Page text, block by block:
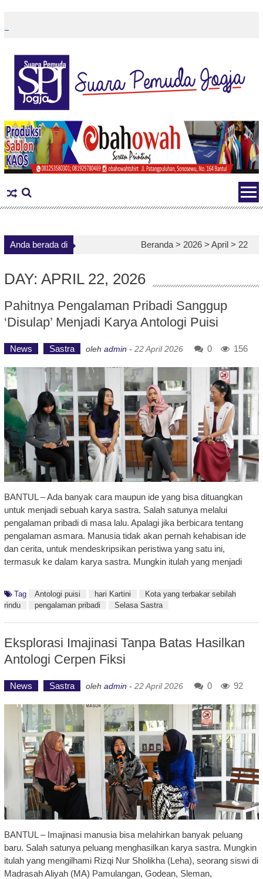
content
Anda berada di Beranda > 2026 >April > 22
DAY: APRIL 22, 2026
Pahitnya Pengalaman Pribadi Sanggup
‘Disulap’ Menjadi Karya Antologi Puisi
News Sastra oleh admin - 22 April 2026 0 156
BANTUL – Ada banyak cara maupun ide yang bisa dituangkan
untuk menjadi sebuah karya sastra. Salah satunya melalui
pengalaman pribadi di masa lalu. Apalagi jika berbicara tentang
pengalaman asmara. Manusia tidak akan pernah kehabisan ide
dan cerita, untuk mendeskripsikan peristiwa yang satu ini,
termasuk ke dalam karya sastra. Mungkin itulah yang menjadi
Tag Antologi puisi hari Kartini
Kota yang terbakar sebilah
rindu
pengalaman pribadi Selasa Sastra
Eksplorasi Imajinasi Tanpa Batas Hasilkan
Antologi Cerpen Fiksi
News Sastra oleh admin - 22 April 2026 0 92
BANTUL – Imajinasi manusia bisa melahirkan banyak peluang
baru. Salah satunya peluang menghasilkan karya sastra. Mungkin
itulah yang mengilhami Rizqi Nur Sholikha (Leha), seorang siswi di
Madrasah Aliyah (MA) Pamulangan, Godean, Sleman,